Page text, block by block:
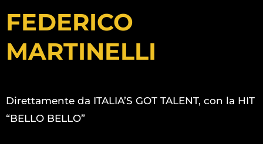
FEDERICO
MARTINELLI
Direttamente da ITALIA’S GOT TALENT, con la HIT
“BELLO BELLO”